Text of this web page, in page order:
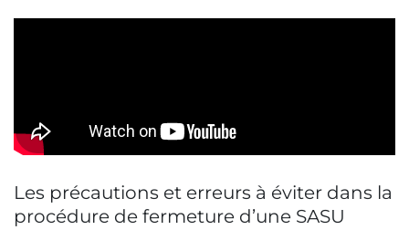
Les précautions et erreurs à éviter dans la
procédure de fermeture d’une SASU